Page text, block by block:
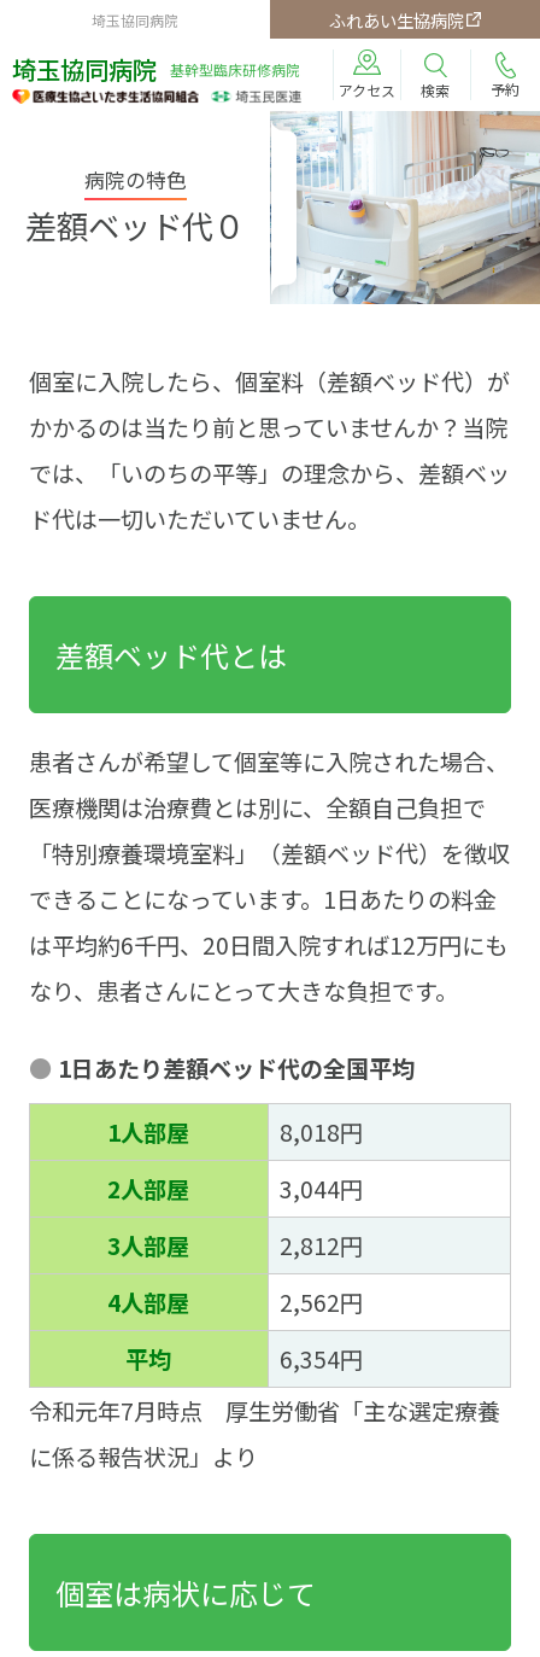
埼玉協同病院 ふれあい生協病院
埼玉協同病院
基幹型臨床研修病院
アクセス
検索 予約
病院の特色
差額ベッド代０
個室に入院したら、個室料（差額ベッド代）が
かかるのは当たり前と思っていませんか？当院
では、「いのちの平等」の理念から、差額ベッ
ド代は一切いただいていません。
差額ベッド代とは
患者さんが希望して個室等に入院された場合、
医療機関は治療費とは別に、全額自己負担で
「特別療養環境室料」（差額ベッド代）を徴収
できることになっています。1日あたりの料金
は平均約6千円、20日間入院すれば12万円にも
なり、患者さんにとって大きな負担です。
1日あたり差額ベッド代の全国平均
1人部屋
8,018円
2人部屋
3,044円
3人部屋
2,812円
4人部屋
2,562円
平均
6,354円
令和元年7月時点 厚生労働省「主な選定療養
に係る報告状況」より
個室は病状に応じて